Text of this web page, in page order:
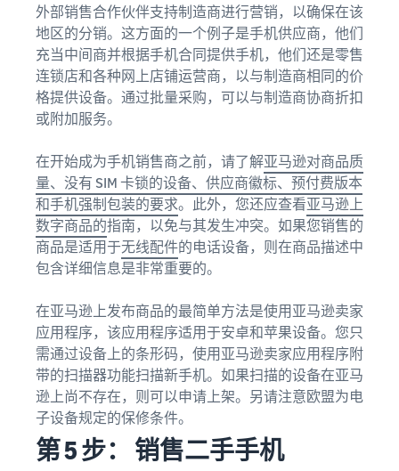
外部销售合作伙伴支持制造商进行营销，以确保在该
地区的分销。这方面的一个例子是手机供应商，他们
充当中间商并根据手机合同提供手机，他们还是零售
连锁店和各种网上店铺运营商，以与制造商相同的价
格提供设备。通过批量采购，可以与制造商协商折扣
或附加服务。
在开始成为手机销售商之前，请了解亚马逊对商品质
量、没有 SIM 卡锁的设备、供应商徽标、预付费版本
和手机强制包装的要求。此外，您还应查看亚马逊上
数字商品的指南，以免与其发生冲突。如果您销售的
商品是适用于无线配件的电话设备，则在商品描述中
包含详细信息是非常重要的。
在亚马逊上发布商品的最简单方法是使用亚马逊卖家
应用程序，该应用程序适用于安卓和苹果设备。您只
需通过设备上的条形码，使用亚马逊卖家应用程序附
带的扫描器功能扫描新手机。如果扫描的设备在亚马
逊上尚不存在，则可以申请上架。另请注意欧盟为电
子设备规定的保修条件。
第 5 步： 销售二手手机